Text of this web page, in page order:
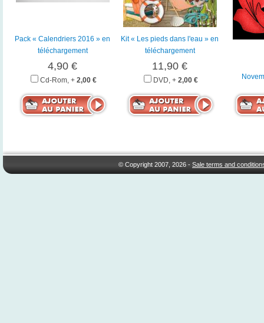
Pack « Calendriers 2016 » en
téléchargement
4,90 €
Cd-Rom, + 2,00 €
Kit « Les pieds dans l'eau » en
téléchargement
11,90 €
DVD, + 2,00 €
© Copyright 2007, 2026 -Sale terms and